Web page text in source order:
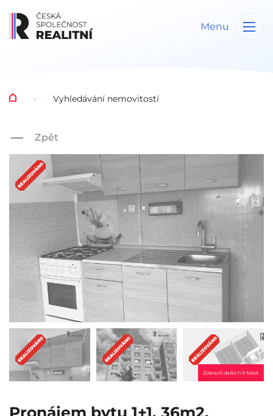
Menu
Vyhledávání nemovitostí
Zpět
Zobrazit dalších 9 fotek